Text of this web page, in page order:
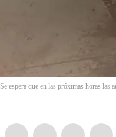
Se espera que en las próximas horas las